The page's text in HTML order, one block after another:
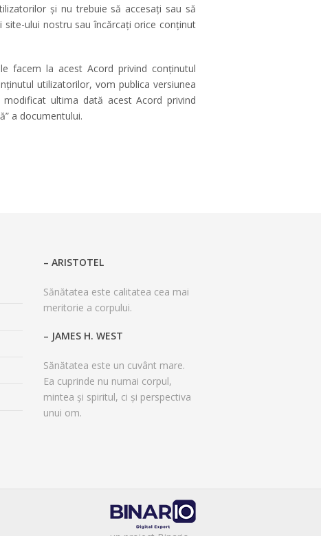
și nu trebuie să accesați sau să
ului nostru sau încărcați orice conținut
facem la acest Acord privind conținutul
utilizatorilor, vom publica versiunea
ultima dată acest Acord privind
a documentului.
– ARISTOTEL
Sănătatea este calitatea cea mai
meritorie a corpului.
– JAMES H. WEST
Sănătatea este un cuvânt mare.
Ea cuprinde nu numai corpul,
mintea și spiritul, ci și perspectiva
unui om.